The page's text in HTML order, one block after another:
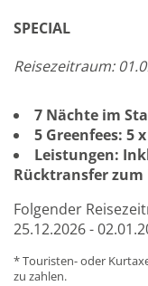
SPECIAL
Reisezeitraum:
7 Nächte im
5 Greenfees: 5
Leistungen:
Rücktransfer
Folgender
25.12.2026 -
* Touristen- oder
zu zahlen.